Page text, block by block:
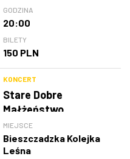
GODZINA
20:00
BILETY
150 PLN
KONCERT
Stare Dobre
Małżeństwo
MIEJSCE
Bieszczadzka Kolejka
Leśna